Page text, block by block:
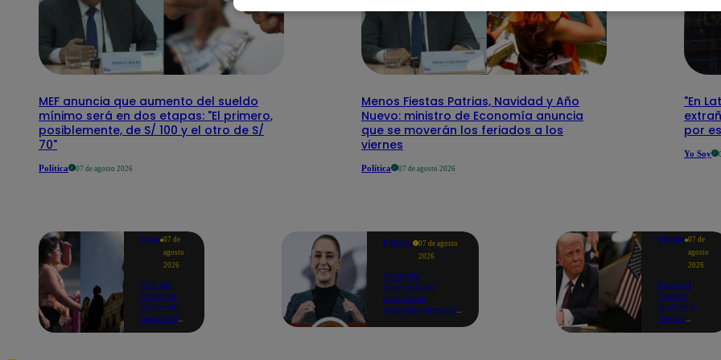
MEF anuncia que aumento del sueldo
mínimo será en dos etapas: "El primero,
posiblemente, de S/ 100 y el otro de S/
70"
Política 07 de agosto 2026
Menos Fiestas Patrias, Navidad y Año
Nuevo: ministro de Economía anuncia
que se moverán los feriados a los
viernes
Política 07 de agosto 2026
"En
por
Yo Soy
Lima 07 de
agosto
2026
Ola de
calor se
extiende
hasta el
Política
07 de agosto
2026
Claudia
Sheinbaum
confirma
restablecimiento
Mundo 07 de
agosto
2026
Donald
Trump
vuelve a
firmar